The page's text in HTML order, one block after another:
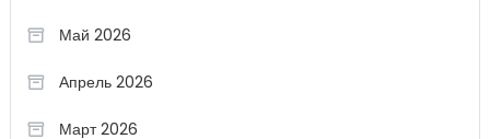
Май 2026
Апрель 2026
Март 2026